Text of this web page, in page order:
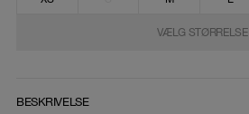
VÆLG STØRRELSE
BESKRIVELSE